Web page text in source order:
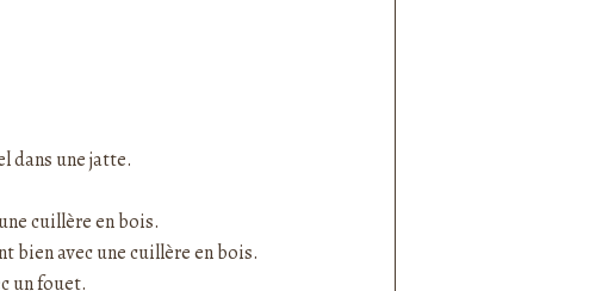
dans une jatte.
cuillère en bois.
bien avec une cuillère en bois.
un fouet.